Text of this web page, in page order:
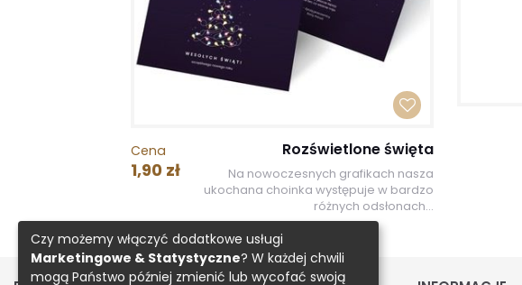
Cena
1,90 zł
Rozświetlone święta
Na nowoczesnych grafikach nasza
ukochana choinka występuje w bardzo
różnych odsłonach...
Czy możemy włączyć dodatkowe usługi
Marketingowe & Statystyczne? W każdej chwili
mogą Państwo później zmienić lub wycofać swoją